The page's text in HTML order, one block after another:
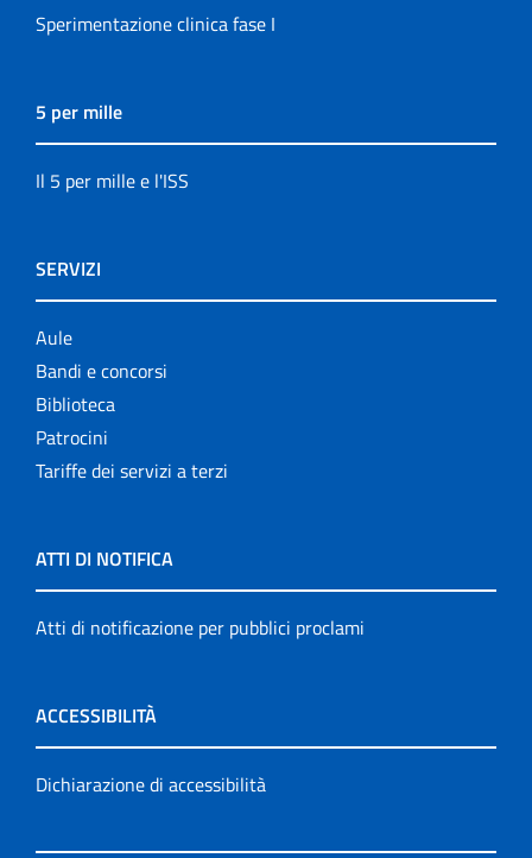
Sperimentazione clinica fase I
5 per mille
Il 5 per mille e l'ISS
SERVIZI
Aule
Bandi e concorsi
Biblioteca
Patrocini
Tariffe dei servizi a terzi
ATTI DI NOTIFICA
Atti di notificazione per pubblici proclami
ACCESSIBILITÀ
Dichiarazione di accessibilità